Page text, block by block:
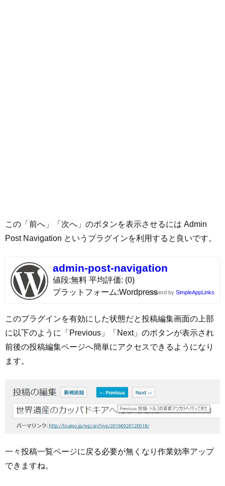
この「前へ」「次へ」のボタンを表示させるには Admin
Post Navigation というプラグインを利用すると良いです。
admin-post-navigation
値段 無料 平均評価 (0)
プラットフォーム Wordpresspowerd by SimpleAppLinks
このプラグインを有効にした状態だと投稿編集画面の上部
に以下のように「Previous」「Next」のボタンが表示され
前後の投稿編集ページへ簡単にアクセスできるようになり
ます。
一々投稿一覧ページに戻る必要が無くなり作業効率アップ
できますね。